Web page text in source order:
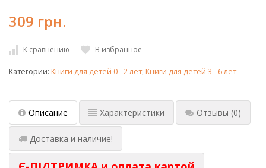
309 грн.
К сравнению В избранное
Категории: Книги для детей 0 - 2 лет,Книги для детей 3 - 6 лет
Описание Характеристики Отзывы (0)
Доставка и наличие!